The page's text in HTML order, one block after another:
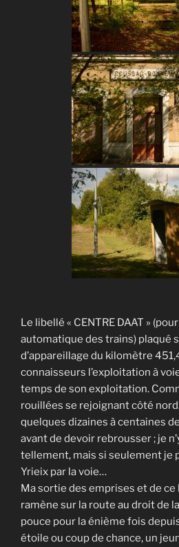
Le libellé « CENTRE DAAT »
automatique des trains) plaqué
d’appareillage du kilomètre
connaisseurs l’exploitation à
temps de son exploitation.
rouillées se rejoignant côté
quelques dizaines à centaines
avant de devoir rebrousser ; je
tellement, mais si seulement je
Yrieix par la voie…
Ma sortie des emprises et de
ramène sur la route au droit de
pouce pour la énième fois
étoile ou coup de chance, un